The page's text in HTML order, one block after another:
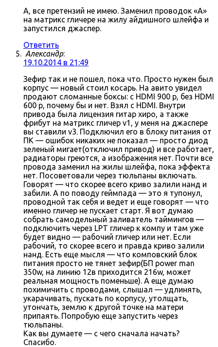
А, все претензий не имею. Заменил проводок «А»
на матрикс гличере на жилу айдишного шлейфа и
запустился джаспер.
Ответить
Александр:
19.10.2014 в 21:49
Зефир так и не пошел, пока что. Просто нужен был
корпус — новый стоил косарь. На авито увидел
продают сломанные боксы: с HDMI 900 р, без HDMI
600 р, почему бы и нет. Взял с HDMI. Внутри
привода была лицензия гитар хиро, а также
фрибут на матрикс гличер v1, у меня на джаспере
вы ставили v3. Подключил его в блоку питания от
ПК — ошибок никаких не показал — просто диод
зеленый мигает(отключил привод) и все работает,
радиаторы греются, а изображения нет. Почти все
провода заменил на жилы шлейфа, пока эффекта
нет. Посоветовали через тюльпаны включать.
Говорят — что скорее всего криво залили нанд и
забили. А по поводу геймпада — это я тупонул,
проводной так себя и ведет и еще говорят — что
именно гличер не пускает старт. Я вот думаю
собрать самодельный заливатель таймингов —
подключить через LPT гличер к компу и там уже
будет видно — рабочий гличер или нет. Если
рабочий, то скорее всего и правда криво залили
нанд. Есть еще мысля — что комповский блок
питания просто не тянет зефир(БП power man
350w, на линию 12в приходится 216w, может
реальная мощность поменьше). А еще думаю
похимичить с проводами, слышал — удлинять,
укарачивать, пускать по корпусу, утолщать,
утончать, землю к другой точке на матери
припаять. Попробую еще запустить через
тюльпаны.
Как вы думаете — с чего сначала начать?
Спасибо.